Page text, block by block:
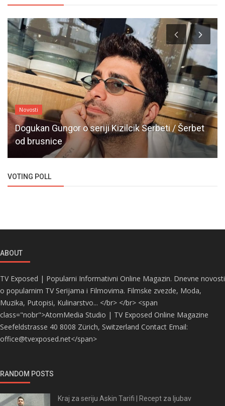
Novosti
Dogukan Gungor o seriji Kizilcik Serbeti / Šerbet
od brusnice
VOTING POLL
ABOUT
TV Exposed | Popularni Informativni Online Magazin. Dnevne novosti
o popularnim TV Serijama i Filmovima. Filmske zvezde, Moda,
Muzika, Putopisi, Kulinarstvo... </br> </br> <span
class="nobr">AtomMedia Studio | TV Exposed Online Magazine
Seefeldstrasse 40 8008 Zürich, Switzerland Contact Email:
office@tvexposed.net</span>
RANDOM POSTS
Kraj za seriju Askin Tarifi | Recept za ljubav